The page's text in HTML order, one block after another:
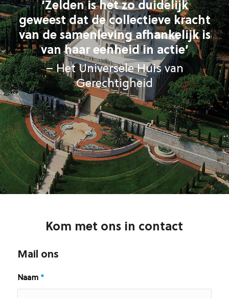
‘Zelden is het zo duidelijk
geweest dat de collectieve kracht
van de samenleving afhankelijk is
van haar eenheid in actie’
– Het Universele Huis van
Gerechtigheid
Kom met ons in contact
Mail ons
Naam *